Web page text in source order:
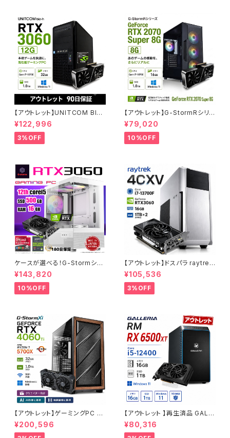
【アウトレット】UNITCOM BIZ-
H RTX 3060 Core i7-1070
0 メモリ32GB SSD1TB ゲーミ
ングPC アウトレット プロ仕様 9
0日保証
¥122,996
3%OFF
【アウトレット】G-StormRシリ
ーズ GeForce RTX 2070 Su
per Core i7-8700 16GBメモ
リ SSD1.0TB Windows11 ゲ
ーミングPC 90日保証
¥79,020
10%OFF
ケースが選べる！G-Stormシリ
ーズ ゲーミングPC 人気のRTX
4060 3060 12G搭載 デスクト
ップPC タワー型 第12世代 CP
U Core i5-12400 - 16GBメ
¥143,820
10%OFF
【アウトレット】ドスパラ raytrek
4CXV RTX3060 Core i7-13
700F メモリ16GB SSD1TBx2
クリエイターPC 1点限り 90日
保証
¥105,536
3%OFF
【アウトレット】ゲーミングPC 未
使用品 RTX4060Ti Ryzen7
5700X メモリ32GB SSD1TB
AI 動画編集 90日保証 G-Stor
¥200,596
【アウトレット 】再生済品 GALL
ERIA RM RX 6500XT Core i
5-12400 メモリ16GB SSD1T
B ゲーミングPC 整備済み品 9
¥80,316